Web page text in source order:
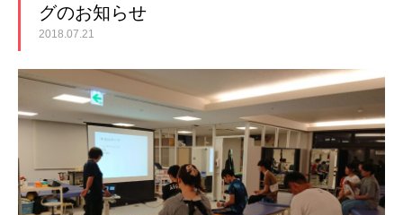
グのお知らせ
2018.07.21